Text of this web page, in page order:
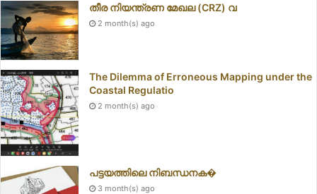
തീര നിയന്ത്രണ മേഖല (CRZ) വ
2 month(s) ago
The Dilemma of Erroneous Mapping under the
Coastal Regulatio
2 month(s) ago
പട്ടയത്തിലെ നിബന്ധനക�
3 month(s) ago